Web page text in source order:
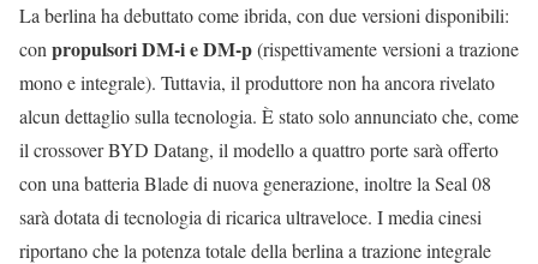
La berlina ha debuttato come ibrida, con due versioni disponibili:
con propulsori DM-i e DM-p(rispettivamente versioni a trazione
mono e integrale). Tuttavia, il produttore non ha ancora rivelato
alcun dettaglio sulla tecnologia. È stato solo annunciato che, come
il crossover BYD Datang, il modello a quattro porte sarà offerto
con una batteria Blade di nuova generazione, inoltre la Seal 08
sarà dotata di tecnologia di ricarica ultraveloce. I media cinesi
riportano che la potenza totale della berlina a trazione integrale